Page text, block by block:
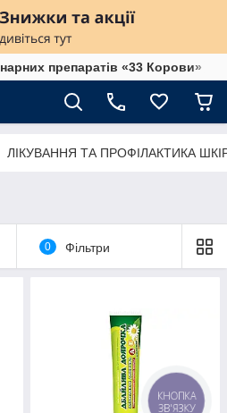
препаратів «33 Корови»
ЛІКУВАННЯ ТА ПРОФІЛАКТИКА
0 Фільтри
КНОПКА
ЗВ'ЯЗКУ